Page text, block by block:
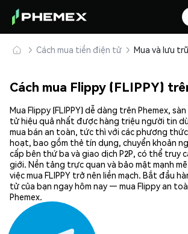
Cách mua tiền điện tử
Cách mua Flippy (FLIPPY)
Mua Flippy (FLIPPY) dễ dàng trên Phemex,
tử hiệu quả nhất được hàng triệu người tin
mua bán an toàn, tức thì với các phương
hoạt, bao gồm thẻ tín dụng, chuyển khoản
cấp bên thứ ba và giao dịch P2P, có thể truy
giới. Nền tảng trực quan và bảo mật mạnh mẽ
việc mua FLIPPY trở nên liền mạch. Bắt đầu
tử của bạn ngay hôm nay — mua Flippy an
Phemex.